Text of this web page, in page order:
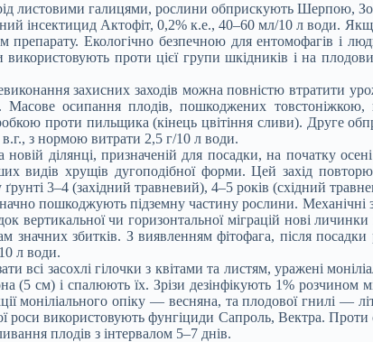
листовими галицями, рослини обприскують Шерпою,
інсектицид Актофіт, 0,2% к.е., 40–60 мл/10 л води.
Екологічно безпечною для ентомофагів і
використовують проти цієї групи шкідників і на
захисних заходів можна повністю втратити
осипання плодів, пошкоджених
проти пильщика (кінець цвітіння сливи). Друге
з нормою витрати 2,5 г/10 л води.
ділянці, призначеній для посадки, на початку
видів хрущів дугоподібної форми. Цей захід
3–4 (західний травневий), 4–5 років (східний
пошкоджують підземну частину рослини. Механічні
вертикальної чи горизонтальної міграцій нові
значних збитків. З виявленням фітофага, після
л води.
всі засохлі гілочки з квітами та листям, уражені
(5 см) і спалюють їх. Зрізи дезінфікують 1%
моніліального опіку — весняна, та плодової гнилі
використовують фунгіциди Сапроль, Вектра. Проти
плодів з інтервалом 5–7 днів.